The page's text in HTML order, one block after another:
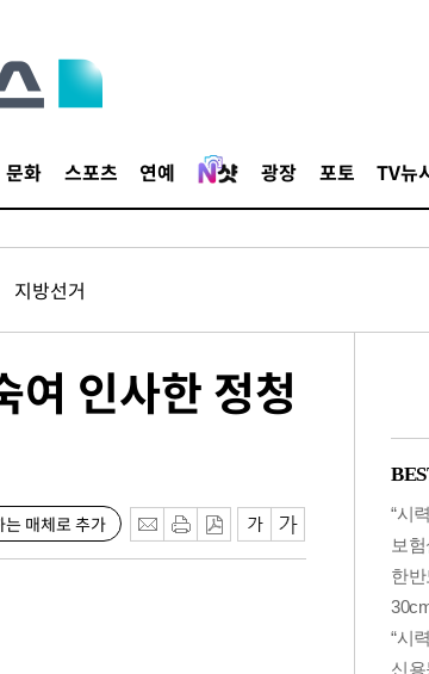
문화 스포츠 연예 광장 포토 TV뉴
지방선거
인사한 정청
매체로 추가